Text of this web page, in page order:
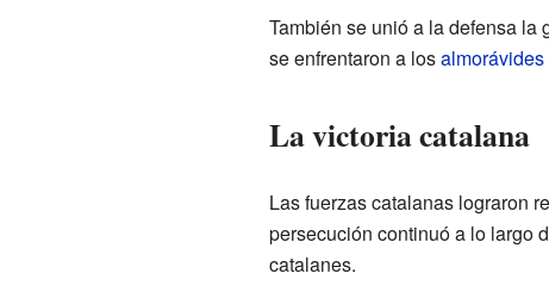
También se unió a la defensa
se enfrentaron a losalmorávides
La victoria catalana
Las fuerzas catalanas lograron
persecución continuó a lo largo
catalanes.